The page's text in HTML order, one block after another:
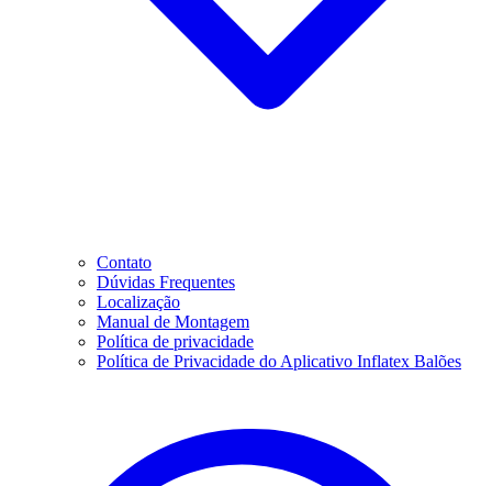
Contato
Dúvidas Frequentes
Localização
Manual de Montagem
Política de privacidade
Política de Privacidade do Aplicativo Inflatex Balões